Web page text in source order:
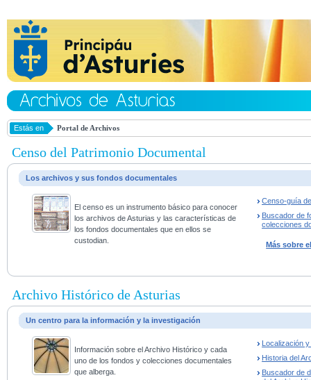
Estás en Portal de Archivos
Censo del Patrimonio Documental
Los archivos y sus fondos documentales
El censo es un instrumento básico para conocer
los archivos de Asturias y las características de
los fondos documentales que en ellos se
custodian.
Censo-guía
Buscador de
colecciones
Más sobre
Archivo Histórico de Asturias
Un centro para la información y la investigación
Información sobre el Archivo Histórico y cada
uno de los fondos y colecciones documentales
que alberga.
Localización
Historia del
Buscador de